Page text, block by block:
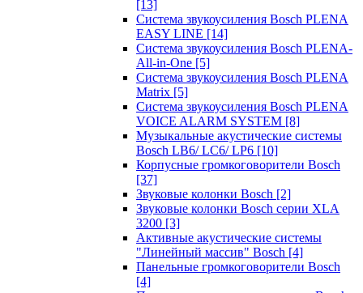
[13]
Система звукоусиления Bosch PLENA
EASY LINE [14]
Система звукоусиления Bosch PLENA-
All-in-One [5]
Система звукоусиления Bosch PLENA
Matrix [5]
Система звукоусиления Bosch PLENA
VOICE ALARM SYSTEM [8]
Музыкальные акустические системы
Bosch LB6/ LC6/ LP6 [10]
Корпусные громкоговорители Bosch
[37]
Звуковые колонки Bosch [2]
Звуковые колонки Bosch серии XLA
3200 [3]
Активные акустические системы
"Линейный массив" Bosch [4]
Панельные громкоговорители Bosch
[4]